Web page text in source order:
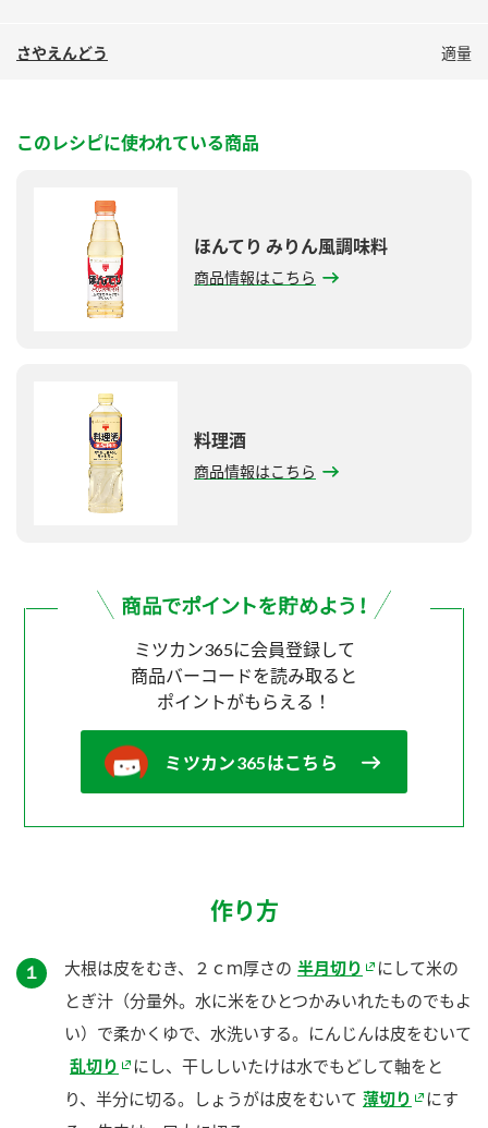
さやえんどう 適量
このレシピに使われている商品
ほんてり みりん風調味料
商品情報はこちら
料理酒
商品情報はこちら
ミツカン365に会員登録して
商品バーコードを読み取ると
ポイントがもらえる！
ミツカン365はこちら
作り方
１ 大根は皮をむき、２ｃｍ厚さの 半月切り
にして米の
とぎ汁（分量外。水に米をひとつかみいれたものでもよ
い）で柔かくゆで、水洗いする。にんじんは皮をむいて
乱切り
にし、干ししいたけは水でもどして軸をと
り、半分に切る。しょうがは皮をむいて 薄切り
にす